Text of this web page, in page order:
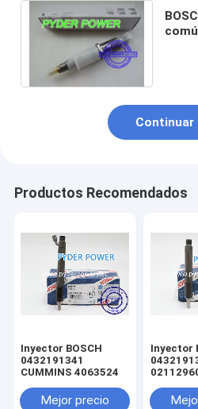
Continuar
Productos Recomendados
Inyector BOSCH
0432191341
CUMMINS 4063524
Mejor precio
Inyector